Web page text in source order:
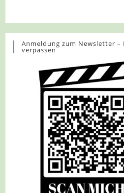
Anmeldung zum Newsletter –
verpassen